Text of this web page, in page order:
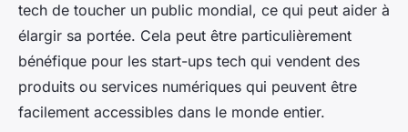
tech de toucher un public mondial, ce qui peut aider à
élargir sa portée. Cela peut être particulièrement
bénéfique pour les start-ups tech qui vendent des
produits ou services numériques qui peuvent être
facilement accessibles dans le monde entier.